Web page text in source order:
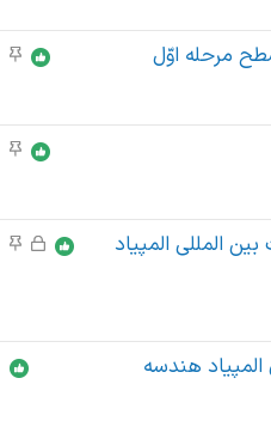
ه
م
ش
د
و
ع
م
ه
م
و
ع
م
ه
مرحله اوّل
م
و
ع
ه
م
ق
د
ه
م
ع
ا
المللی المپیاد
هندسه